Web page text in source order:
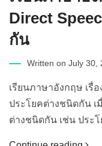
Direct
กัน
Written on July 30,
เรียนภาษาอังกฤษ เรื่
ประโยคต่างชนิดกัน เ
ต่างชนิดกัน เช่น ประ